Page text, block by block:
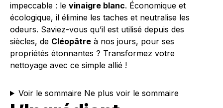
impeccable : le vinaigre blanc. Économique et
écologique, il élimine les taches et neutralise les
odeurs. Saviez-vous qu’il est utilisé depuis des
siècles, de Cléopâtre à nos jours, pour ses
propriétés étonnantes ? Transformez votre
nettoyage avec ce simple allié !
Voir le sommaire Ne plus voir le sommaire